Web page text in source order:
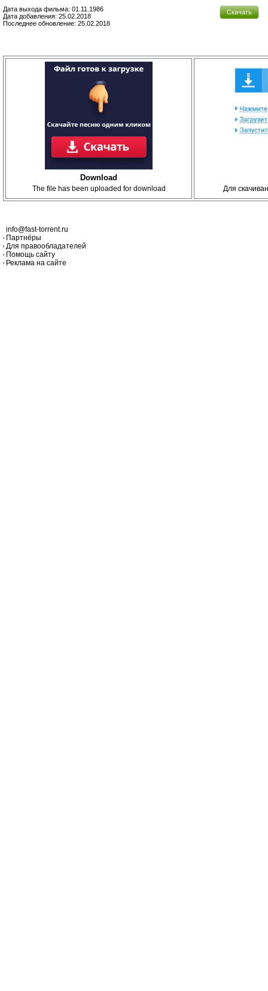
Скачать
Дата выхода фильма: 01.11.1986
Дата добавления: 25.02.2018
Последнее обновление: 25.02.2018
Download
The file has been uploaded for download Для
info@fast-torrent.ru
Партнёры
Для правообладателей
Помощь сайту
Реклама на сайте